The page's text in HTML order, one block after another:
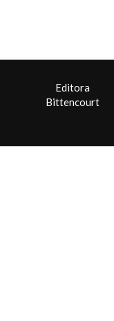
Editora
Bittencourt